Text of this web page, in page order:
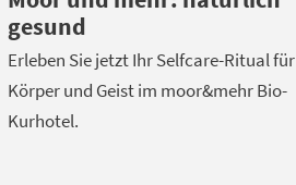
gesund
Erleben Sie jetzt Ihr Selfcare-Ritual für
Körper und Geist im moor&mehr Bio-
Kurhotel.